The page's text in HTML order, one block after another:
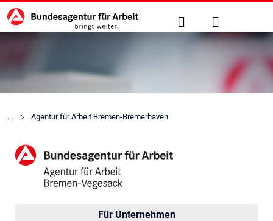
zu den Hauptinhalten springen
Hauptnavigation Suche Anmelden
Agentur für Arbeit Bremen-Bremerhaven
Agentur für Arbeit Bremen-
Für Unternehmen